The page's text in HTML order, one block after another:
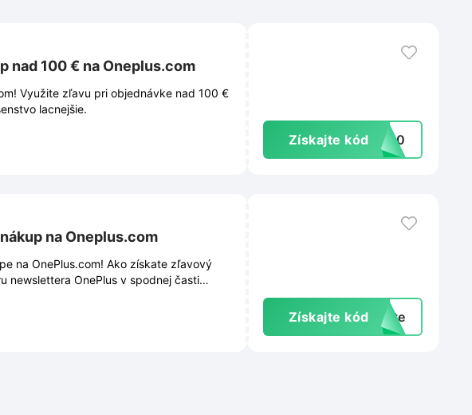
nad 100 € na Oneplus.com
Využite zľavu pri objednávke nad 100 €
lacnejšie.
Získajte kód PP10
na Oneplus.com
na OnePlus.com! Ako získate zľavový
newslettera OnePlus v spodnej časti
prístup k novinkám, trendom a
Získajte kód exte